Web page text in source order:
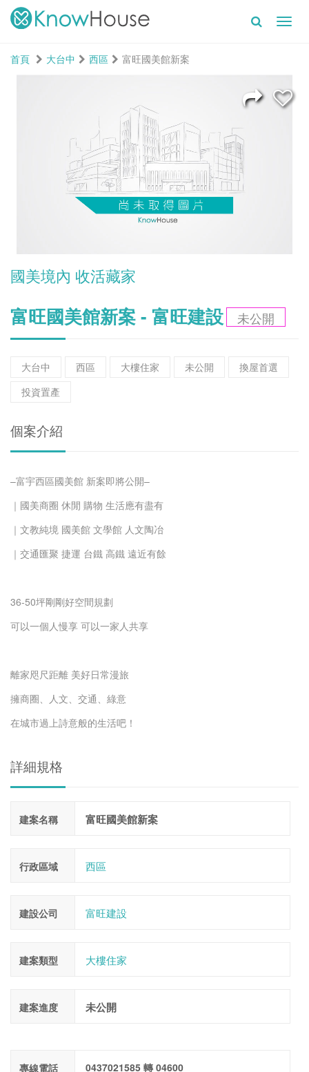
首頁
大台中 西區 富旺國美館新案
國美境內 收活藏家
富旺國美館新案 - 富旺建設 未公開
大台中 西區 大樓住家 未公開
換屋首選
投資置產
個案介紹
–富宇西區國美館 新案即將公開–
｜國美商圈 休閒 購物 生活應有盡有
｜文教純境 國美館 文學館 人文陶冶
｜交通匯聚 捷運 台鐵 高鐵 遠近有餘
36-50坪剛剛好空間規劃
可以一個人慢享 可以一家人共享
離家咫尺距離 美好日常漫旅
擁商圈、人文、交通、綠意
在城市過上詩意般的生活吧！
詳細規格
建案名稱 富旺國美館新案
行政區域 西區
建設公司 富旺建設
建案類型 大樓住家
建案進度 未公開
專線電話 0437021585 轉 04600